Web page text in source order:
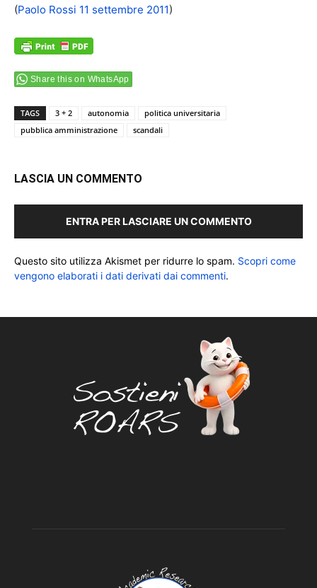
(Paolo Rossi 11 settembre 2011)
Share this on WhatsApp
TAGS 3 + 2 autonomia
politica universitaria
pubblica amministrazione
scandali
LASCIA UN COMMENTO
ENTRA PER LASCIARE UN COMMENTO
Questo sito utilizza Akismet per ridurre lo spam. Scopri come
vengono elaborati i dati derivati dai commenti.